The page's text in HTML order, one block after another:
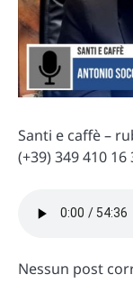
Santi e caffè –
(+39) 349 410 16
Nessun post